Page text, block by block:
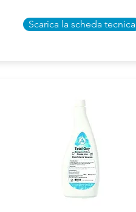
Scarica la scheda tecnica